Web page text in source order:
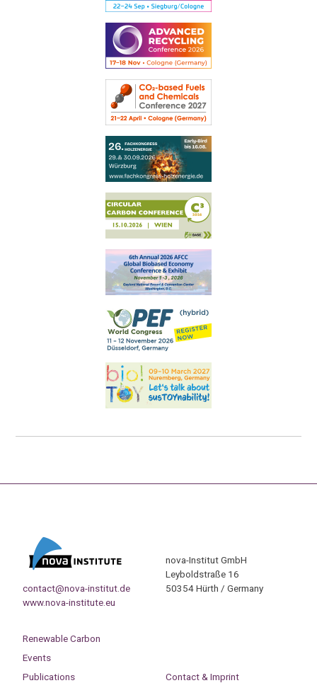
contact@nova-institut.de
www.nova-institute.eu
nova-Institut GmbH
Leyboldstraße 16
50354 Hürth / Germany
Renewable Carbon
Events
Publications
Contact & Imprint